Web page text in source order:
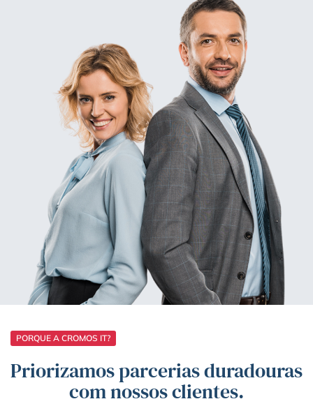
PORQUE A CROMOS IT?
Priorizamos parcerias duradouras
com nossos clientes.